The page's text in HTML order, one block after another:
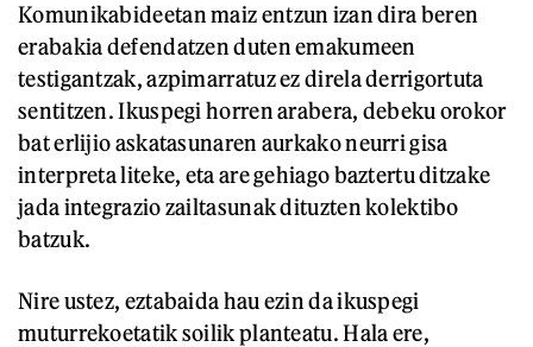
Komunikabideetan maiz entzun izan dira beren
erabakia defendatzen duten emakumeen
testigantzak, azpimarratuz ez direla derrigortuta
sentitzen. Ikuspegi horren arabera, debeku orokor
bat erlijio askatasunaren aurkako neurri gisa
interpreta liteke, eta are gehiago baztertu ditzake
jada integrazio zailtasunak dituzten kolektibo
batzuk.
Nire ustez, eztabaida hau ezin da ikuspegi
muturrekoetatik soilik planteatu. Hala ere,